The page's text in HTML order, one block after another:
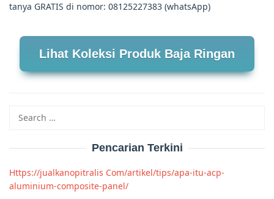
tanya GRATIS di nomor: 08125227383 (whatsApp)
Lihat Koleksi Produk Baja Ringan
Pencarian Terkini
Https://jualkanopitralis Com/artikel/tips/apa-itu-acp-
aluminium-composite-panel/